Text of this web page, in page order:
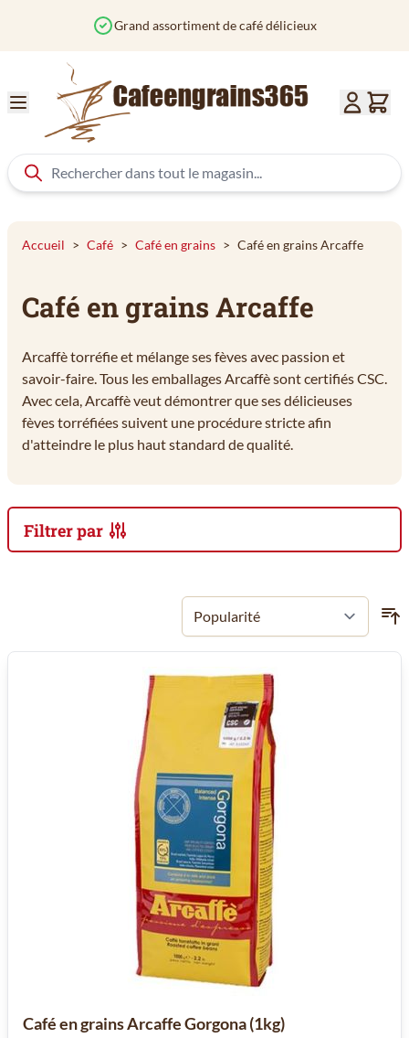
Commandé avant 12h? Expédié aujourd'hui
Accueil > Café > Café en grains > Café en grains Arcaffe
Café en grains Arcaffe
Arcaffè torréfie et mélange ses fèves avec passion et
savoir-faire. Tous les emballages Arcaffè sont certifiés CSC.
Avec cela, Arcaffè veut démontrer que ses délicieuses
fèves torréfiées suivent une procédure stricte afin
d'atteindre le plus haut standard de qualité.
Filtrer par
Café en grains Arcaffe Gorgona (1kg)